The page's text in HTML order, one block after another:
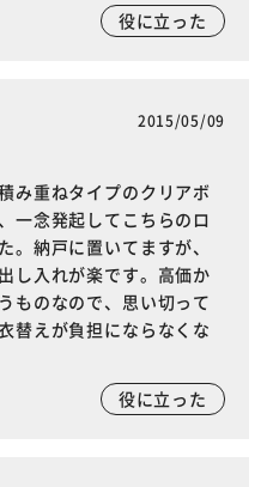
役に立った
2015/05/09
み重ねタイプのクリアボ
一念発起してこちらのロ
。納戸に置いてますが、
し入れが楽です。高価か
ものなので、思い切って
替えが負担にならなくな
役に立った